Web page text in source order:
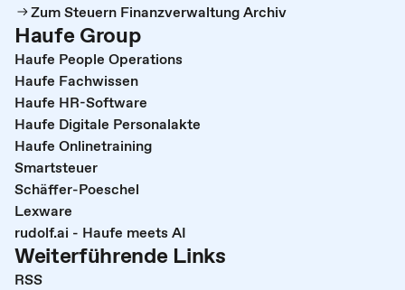
Zum Steuern Finanzverwaltung Archiv
Haufe Group
Haufe People Operations
Haufe Fachwissen
Haufe HR-Software
Haufe Digitale Personalakte
Haufe Onlinetraining
Smartsteuer
Schäffer-Poeschel
Lexware
rudolf.ai - Haufe meets AI
Weiterführende Links
RSS